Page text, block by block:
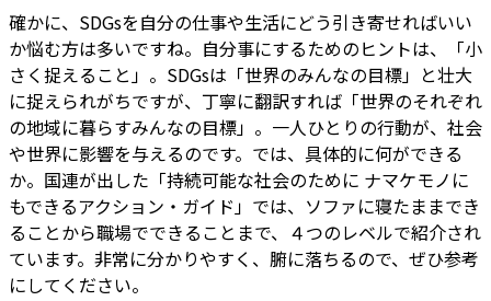
確かに、SDGsを自分の仕事や生活にどう引き寄せればいい
か悩む方は多いですね。自分事にするためのヒントは、「小
さく捉えること」。SDGsは「世界のみんなの目標」と壮大
に捉えられがちですが、丁寧に翻訳すれば「世界のそれぞれ
の地域に暮らすみんなの目標」。一人ひとりの行動が、社会
や世界に影響を与えるのです。では、具体的に何ができる
か。国連が出した「持続可能な社会のために ナマケモノに
もできるアクション・ガイド」では、ソファに寝たままでき
ることから職場でできることまで、４つのレベルで紹介され
ています。非常に分かりやすく、腑に落ちるので、ぜひ参考
にしてください。